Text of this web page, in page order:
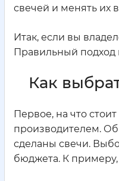
свечей и менять их
Итак, если вы
Правильный подход
Как
Первое, на что
производителем.
сделаны свечи.
бюджета. К